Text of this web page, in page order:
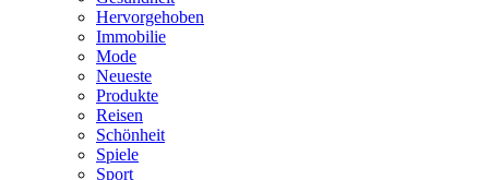
Hervorgehoben
Immobilie
Mode
Neueste
Produkte
Reisen
Schönheit
Spiele
Sport